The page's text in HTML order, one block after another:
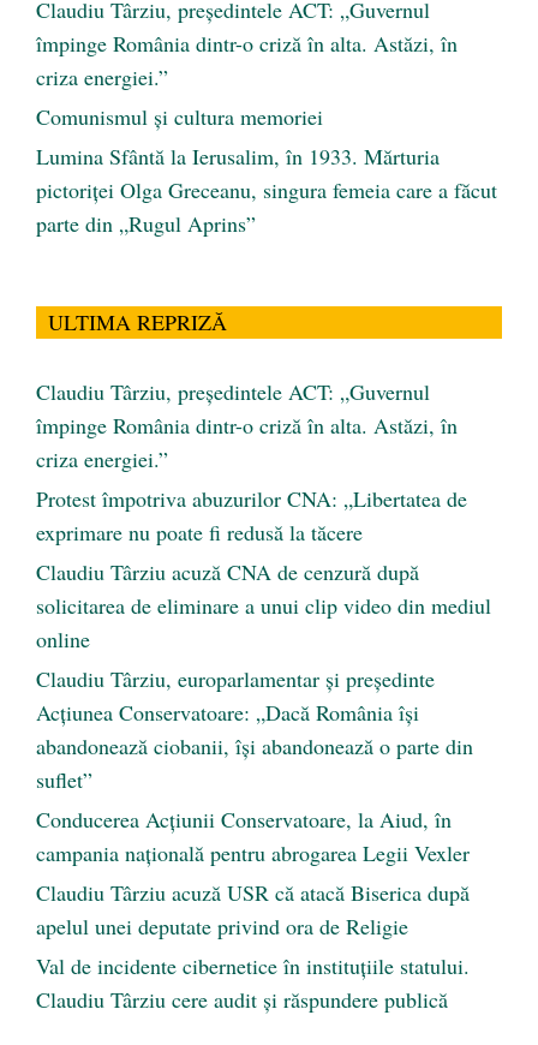
Claudiu Târziu, președintele ACT: „Guvernul
împinge România dintr-o criză în alta. Astăzi, în
criza energiei.”
Comunismul şi cultura memoriei
Lumina Sfântă la Ierusalim, în 1933. Mărturia
pictoriței Olga Greceanu, singura femeia care a făcut
parte din „Rugul Aprins”
ULTIMA REPRIZĂ
Claudiu Târziu, președintele ACT: „Guvernul
împinge România dintr-o criză în alta. Astăzi, în
criza energiei.”
Protest împotriva abuzurilor CNA: „Libertatea de
exprimare nu poate fi redusă la tăcere
Claudiu Târziu acuză CNA de cenzură după
solicitarea de eliminare a unui clip video din mediul
online
Claudiu Târziu, europarlamentar și președinte
Acțiunea Conservatoare: „Dacă România își
abandonează ciobanii, își abandonează o parte din
suflet”
Conducerea Acțiunii Conservatoare, la Aiud, în
campania națională pentru abrogarea Legii Vexler
Claudiu Târziu acuză USR că atacă Biserica după
apelul unei deputate privind ora de Religie
Val de incidente cibernetice în instituțiile statului.
Claudiu Târziu cere audit și răspundere publică